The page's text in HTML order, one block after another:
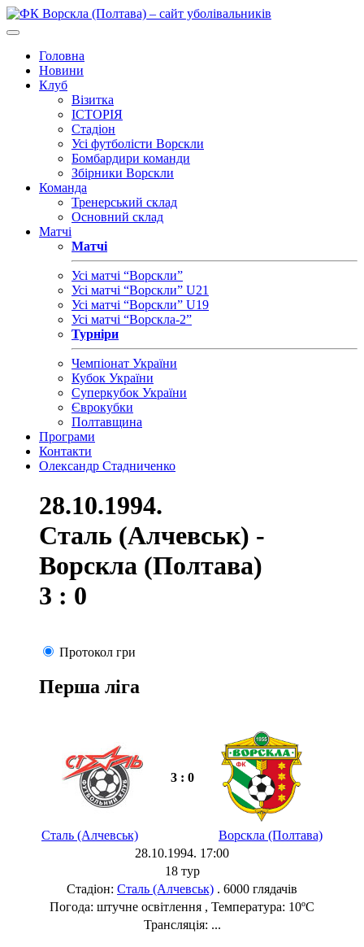
Головна
Новини
Клуб
Візитка
ІСТОРІЯ
Стадіон
Усі футболісти Ворскли
Бомбардири команди
Збірники Ворскли
Команда
Тренерський склад
Основний склад
Матчі
Матчі
Усі матчі “Ворскли”
Усі матчі “Ворскли” U21
Усі матчі “Ворскли” U19
Усі матчі “Ворскла-2”
Турніри
Чемпіонат України
Кубок України
Суперкубок України
Єврокубки
Полтавщина
Програми
Контакти
Олександр Стадниченко
28.10.1994.
Сталь (Алчевськ) -
Ворскла (Полтава)
3 : 0
Протокол гри
Перша ліга
3 : 0
Сталь (Алчевськ)
Ворскла (Полтава)
28.10.1994. 17:00
18 тур
Стадіон: Сталь (Алчевськ) . 6000 глядачів
Погода: штучне освітлення , Температура: 10ºC
Трансляція: ...